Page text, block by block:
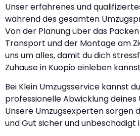
Unser erfahrenes und
während des gesamten
Von der Planung über das
Transport und der Montage am
uns um alles, damit du dich
Zuhause in Kuopio einleben
Bei Klein Umzugsservice kannst
professionelle Abwicklung deines
Unsere Umzugsexperten sorgen
und Gut sicher und unbeschädigt